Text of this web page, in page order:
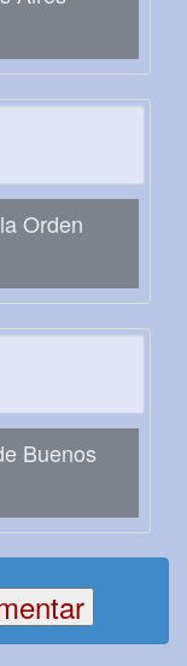
Orden
Buenos